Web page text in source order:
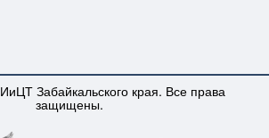
Забайкальского края. Все права
защищены.